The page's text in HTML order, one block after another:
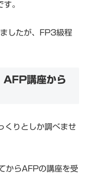
。
したが、FP3級程
AFP講座から
くりとしか調べませ
からAFPの講座を受